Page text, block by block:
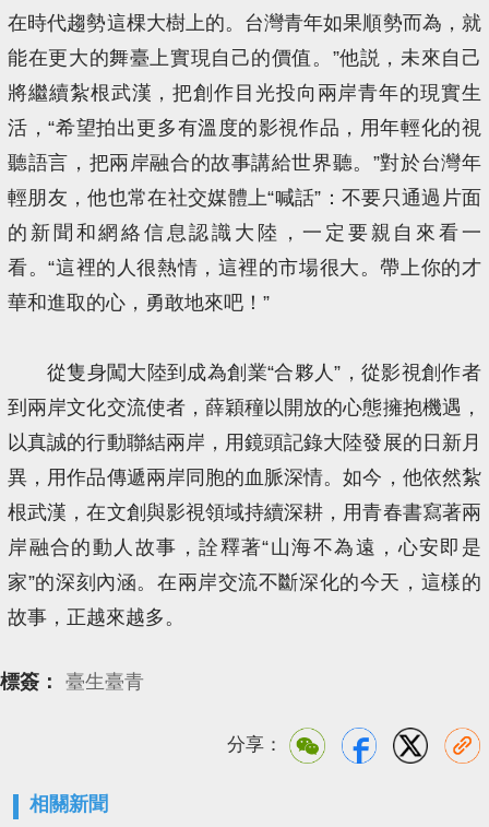
在時代趨勢這棵大樹上的。台灣青年如果順勢而為，就
能在更大的舞臺上實現自己的價值。”他説，未來自己
將繼續紮根武漢，把創作目光投向兩岸青年的現實生
活，“希望拍出更多有溫度的影視作品，用年輕化的視
聽語言，把兩岸融合的故事講給世界聽。”對於台灣年
輕朋友，他也常在社交媒體上“喊話”：不要只通過片面
的新聞和網絡信息認識大陸，一定要親自來看一
看。“這裡的人很熱情，這裡的市場很大。帶上你的才
華和進取的心，勇敢地來吧！”
從隻身闖大陸到成為創業“合夥人”，從影視創作者
到兩岸文化交流使者，薛穎穜以開放的心態擁抱機遇，
以真誠的行動聯結兩岸，用鏡頭記錄大陸發展的日新月
異，用作品傳遞兩岸同胞的血脈深情。如今，他依然紮
根武漢，在文創與影視領域持續深耕，用青春書寫著兩
岸融合的動人故事，詮釋著“山海不為遠，心安即是
家”的深刻內涵。在兩岸交流不斷深化的今天，這樣的
故事，正越來越多。
標簽： 臺生臺青
分享：
相關新聞